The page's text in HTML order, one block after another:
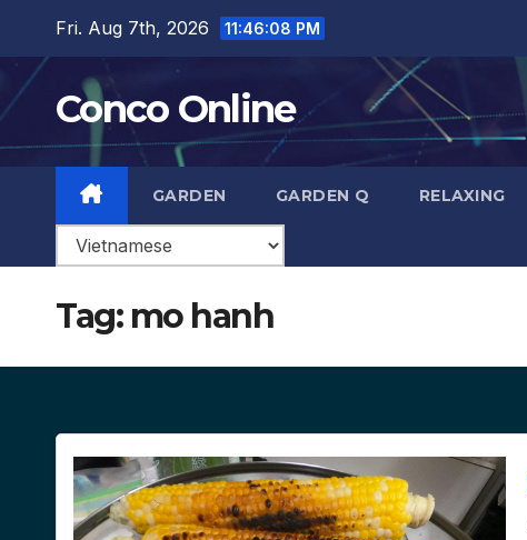
content
Fri. Aug 7th, 2026 11:46:09 PM
Conco Online
GARDEN GARDEN Q RELAXING
Tag: mo hanh